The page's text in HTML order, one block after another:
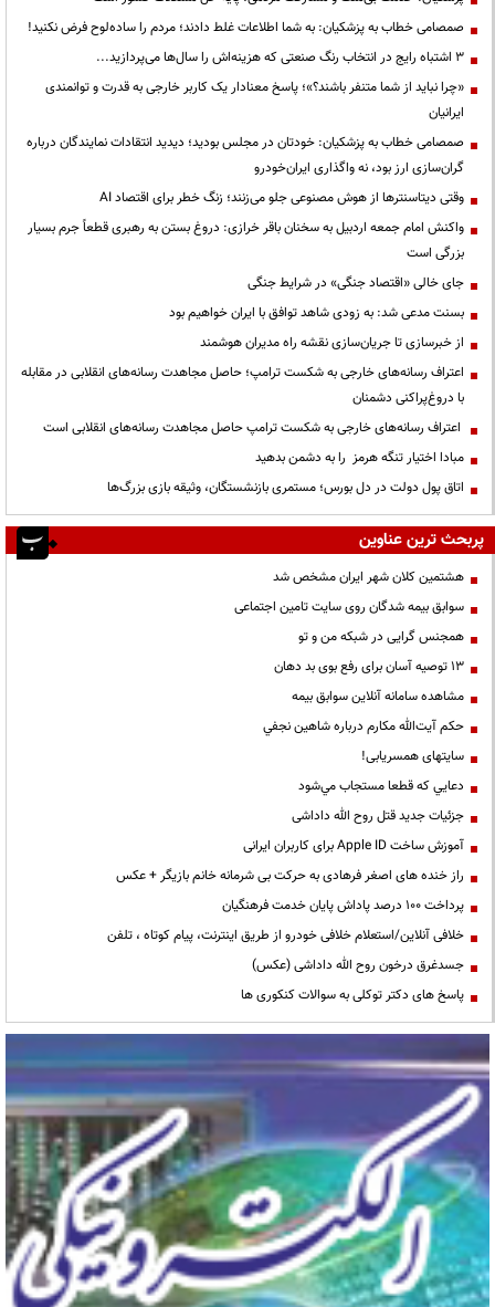
صمصامی خطاب به پزشکیان: به شما اطلاعات غلط دادند؛ مردم را ساده‌لوح فرض نکنید!
3 اشتباه رایج در انتخاب رنگ صنعتی که هزینه‌اش را سال‌ها می‌پردازید...
«چرا نباید از شما متنفر باشند؟»؛ پاسخ معنادار یک کاربر خارجی به قدرت و توانمندی
ایرانیان
صمصامی خطاب به پزشکیان: خودتان در مجلس بودید؛ دیدید انتقادات نمایندگان درباره
گران‌سازی ارز بود، نه واگذاری ایران‌خودرو
وقتی دیتاسنترها از هوش مصنوعی جلو می‌زنند؛ زنگ خطر برای اقتصاد AI
واکنش امام جمعه اردبیل به سخنان باقر خرازی: دروغ بستن به رهبری قطعاً جرم بسیار
بزرگی است
جای خالی «اقتصاد جنگی» در شرایط جنگی
بسنت مدعی شد: به زودی شاهد توافق با ایران خواهیم بود
از خبرسازی تا جریان‌سازی نقشه راه مدیران هوشمند
اعتراف رسانه‌های خارجی به شکست ترامپ؛ حاصل مجاهدت رسانه‌های انقلابی در مقابله
با دروغ‌پراکنی دشمنان
اعتراف رسانه‌های خارجی به شکست ترامپ حاصل مجاهدت رسانه‌های انقلابی است
مبادا اختیار تنگه هرمز را به دشمن بدهید
اتاق پول دولت در دل بورس؛ مستمری بازنشستگان، وثیقه بازی بزرگ‌ها
پربحث ترین عناوین
هشتمین کلان شهر ایران مشخص شد
سوابق بیمه شدگان روی سایت تامین اجتماعی
همجنس گرایی در شبکه من و تو
13 توصیه آسان برای رفع بوی بد دهان
مشاهده سامانه آنلاين سوابق بیمه
حكم آيت‌الله مكارم درباره شاهين نجفي
سایتهای همسریابی!
دعايي كه قطعا مستجاب مي‌شود
جزئیات جدید قتل روح الله داداشی
آموزش ساخت Apple ID برای کاربران ایرانی
راز خنده های اصغر فرهادی به حرکت بی شرمانه خانم بازیگر + عکس
پرداخت ۱۰۰ درصد پاداش پایان خدمت فرهنگیان
خلافی آنلاین/استعلام خلافی خودرو از طریق اینترنت، پیام کوتاه ، تلفن
جسدغرق درخون روح الله داداشی (عکس)
پاسخ های دکتر توکلی به سوالات کنکوری ها